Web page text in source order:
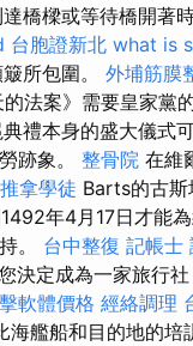
橋樑或等待橋開著
台胞證新北 what is
所包圍。 外埔筋膜
法案》需要皇家黨
典禮本身的盛大儀式
跡象。 整骨院 在維
推拿學徒 Barts的古
年4月17日才能
。 台中整復 記帳士
決定成為一家旅行
軟體價格 經絡調理
海艦船和目的地的